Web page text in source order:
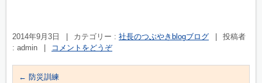
2014年9月3日 カテゴリー : 社長のつぶやきblogブログ
投稿者
: admin
コメントをどうぞ
← 防災訓練